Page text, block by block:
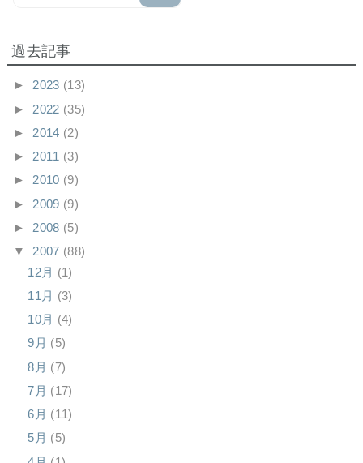
過去記事
►2023 (13)
► 2022 (35)
► 2014 (2)
► 2011 (3)
►2010 (9)
► 2009 (9)
► 2008 (5)
▼ 2007 (88)
12月 (1)
11月 (3)
10月 (4)
9月 (5)
8月 (7)
7月 (17)
6月 (11)
5月 (5)